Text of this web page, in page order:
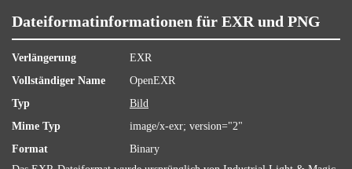
Dateiformatinformationen für EXR und PNG
Verlängerung
EXR
Vollständiger Name
OpenEXR
Typ
Bild
Mime Typ
image/x-exr; version="2"
Format
Binary